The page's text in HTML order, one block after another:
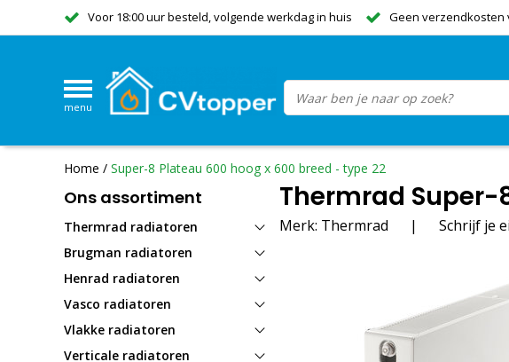
Voor 18:00 uur besteld, volgende werkdag in huis Geen verzendkosten
menu
Home / Super-8 Plateau 600 hoog x 600 breed - type 22
Ons assortiment
Thermrad radiatoren
Brugman radiatoren
Henrad radiatoren
Vasco radiatoren
Vlakke radiatoren
Verticale radiatoren
Thermrad Super-
Merk: Thermrad | Schrijf je